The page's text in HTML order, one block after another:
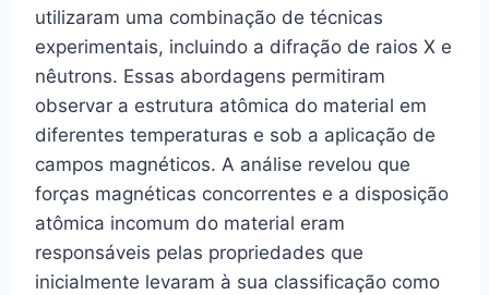
utilizaram uma combinação de técnicas
experimentais, incluindo a difração de raios X e
nêutrons. Essas abordagens permitiram
observar a estrutura atômica do material em
diferentes temperaturas e sob a aplicação de
campos magnéticos. A análise revelou que
forças magnéticas concorrentes e a disposição
atômica incomum do material eram
responsáveis pelas propriedades que
inicialmente levaram à sua classificação como